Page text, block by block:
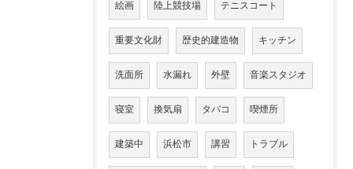
絵画 陸上競技場 テニスコート
重要文化財 歴史的建造物 キッチン
洗面所 水漏れ 外壁 音楽スタジオ
寝室 換気扇 タバコ 喫煙所
建築中 浜松市 講習 トラブル